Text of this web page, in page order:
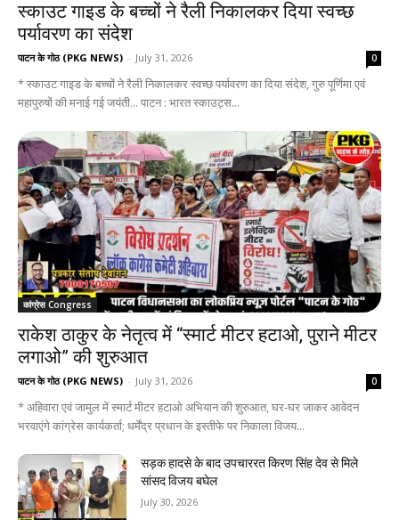
स्काउट गाइड के बच्चों ने रैली निकालकर दिया स्वच्छ
पर्यावरण का संदेश
पाटन के गोठ (PKG NEWS) - July 31, 2026 0
* स्काउट गाइड के बच्चों ने रैली निकालकर स्वच्छ पर्यावरण का दिया संदेश, गुरु पूर्णिमा एवं
महापुरुषों की मनाई गई जयंती... पाटन : भारत स्काउट्स...
कांग्रेस Congress
राकेश ठाकुर के नेतृत्व में “स्मार्ट मीटर हटाओ, पुराने मीटर
लगाओ” की शुरुआत
पाटन के गोठ (PKG NEWS) - July 31, 2026 0
* अहिवारा एवं जामुल में स्मार्ट मीटर हटाओ अभियान की शुरुआत, घर-घर जाकर आवेदन
भरवाएंगे कांग्रेस कार्यकर्ता; धर्मेंद्र प्रधान के इस्तीफे पर निकाला विजय...
सड़क हादसे के बाद उपचाररत किरण सिंह देव से मिले
सांसद विजय बघेल
July 30, 2026